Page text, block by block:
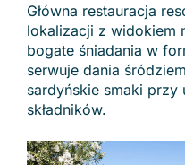
Główna restauracja
lokalizacji z widokiem
bogate śniadania w
serwuje dania
sardyńskie smaki
składników.